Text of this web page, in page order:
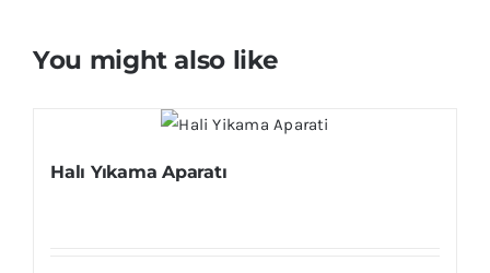
You might also like
Halı Yıkama Aparatı